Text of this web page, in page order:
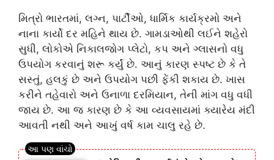
મિત્રો ભારતમાં, લગ્ન, પાર્ટીઓ, ધાર્મિક કાર્યક્રમો અને
નાના કાર્યો દર મહિને થાય છે. ગામડાઓથી લઈને શહેરો
સુધી, લોકોએ નિકાલજોગ પ્લેટો, કપ અને ગ્લાસનો વધુ
ઉપયોગ કરવાનું શરૂ કર્યું છે. આનું કારણ સ્પષ્ટ છે કે તે
સસ્તું, હલકું છે અને ઉપયોગ પછી ફેંકી શકાય છે. ખાસ
કરીને તહેવારો અને ઉનાળા દરમિયાન, તેની માંગ વધુ વધી
જાય છે. આ જ કારણ છે કે આ વ્યવસાયમાં ક્યારેય મંદી
આવતી નથી અને આખું વર્ષ કામ ચાલુ રહે છે.